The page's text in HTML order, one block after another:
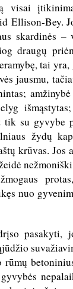
visai
Ellison-Bey.
skardinės
draugų
tai
jausmu,
su gyvybe
žydų
krūvas.
nuo